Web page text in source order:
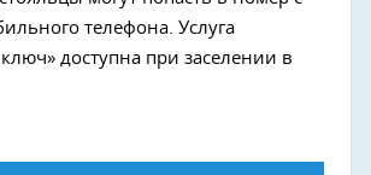
телефона. Услуга
доступна при заселении в